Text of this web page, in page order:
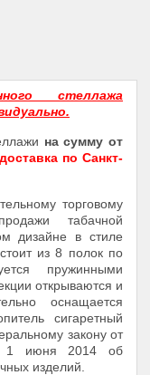
стеллажа
на сумму от
по Санкт-
торговому
табачной
дизайне в стиле
из 8 полок по
пружинными
открываются и
оснащается
сигаретный
закону от
1 июня 2014 об
изделий.